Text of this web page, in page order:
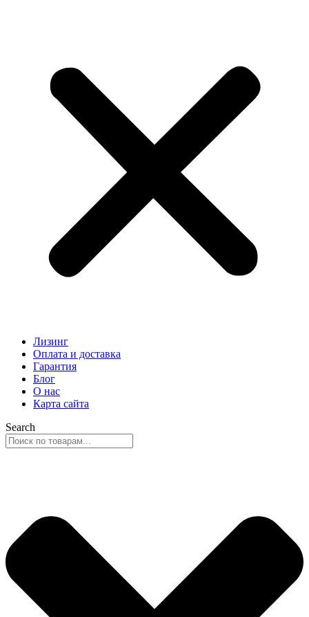
Лизинг
Оплата и доставка
Гарантия
Блог
О нас
Карта сайта
Search